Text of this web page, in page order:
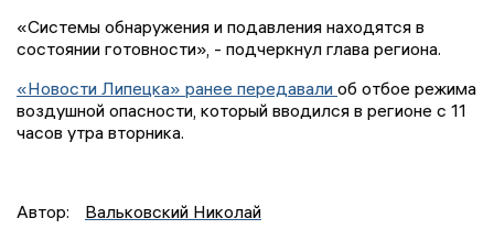
«Системы обнаружения и подавления находятся в
состоянии готовности», - подчеркнул глава региона.
«Новости Липецка» ранее передавали об отбое режима
воздушной опасности, который вводился в регионе с 11
часов утра вторника.
Автор: Вальковский Николай